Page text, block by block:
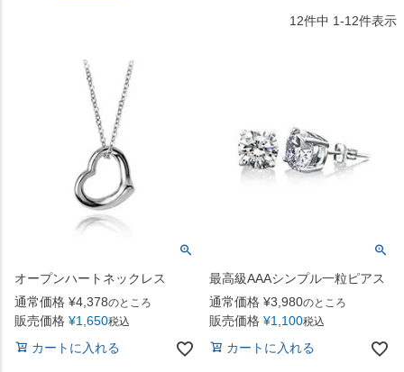
12件中 1-12件表示
オープンハートネックレス
通常価格 ¥4,378のところ
販売価格 ¥1,650税込
カートに入れる
最高級AAAシンプル一粒ピアス
通常価格 ¥3,980のところ
販売価格 ¥1,100税込
カートに入れる